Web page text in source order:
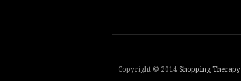
Copyright © 2014 Shopping Therapy